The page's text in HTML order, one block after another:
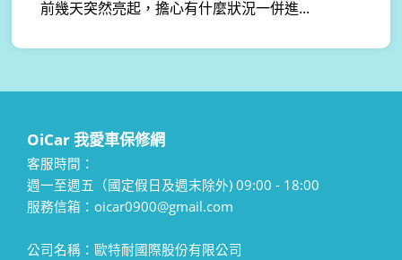
前幾天突然亮起，擔心有什麼狀況一併進...
OiCar 我愛車保修網
客服時間：
週一至週五（國定假日及週末除外) 09:00 - 18:00
服務信箱：oicar0900@gmail.com
公司名稱：歐特耐國際股份有限公司